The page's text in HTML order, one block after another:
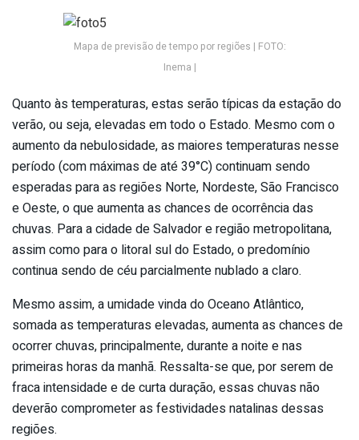
Mapa de previsão de tempo por regiões | FOTO:
Inema |
Quanto às temperaturas, estas serão típicas da estação do
verão, ou seja, elevadas em todo o Estado. Mesmo com o
aumento da nebulosidade, as maiores temperaturas nesse
período (com máximas de até 39°C) continuam sendo
esperadas para as regiões Norte, Nordeste, São Francisco
e Oeste, o que aumenta as chances de ocorrência das
chuvas. Para a cidade de Salvador e região metropolitana,
assim como para o litoral sul do Estado, o predomínio
continua sendo de céu parcialmente nublado a claro.
Mesmo assim, a umidade vinda do Oceano Atlântico,
somada as temperaturas elevadas, aumenta as chances de
ocorrer chuvas, principalmente, durante a noite e nas
primeiras horas da manhã. Ressalta-se que, por serem de
fraca intensidade e de curta duração, essas chuvas não
deverão comprometer as festividades natalinas dessas
regiões.